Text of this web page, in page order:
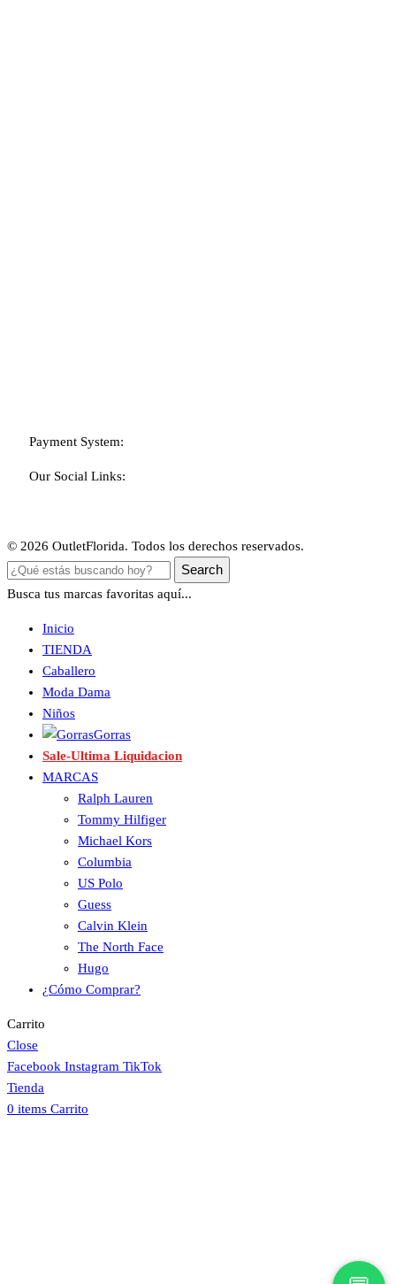
Payment System:
Our Social Links:
© 2026 OutletFlorida. Todos los derechos reservados.
Search
Busca tus marcas favoritas aquí...
Inicio
TIENDA
Caballero
Moda Dama
Niños
Gorras
Sale-Ultima Liquidacion
MARCAS
Ralph Lauren
Tommy Hilfiger
Michael Kors
Columbia
US Polo
Guess
Calvin Klein
The North Face
Hugo
¿Cómo Comprar?
Carrito
Close
Facebook Instagram TikTok
Tienda
0 items Carrito